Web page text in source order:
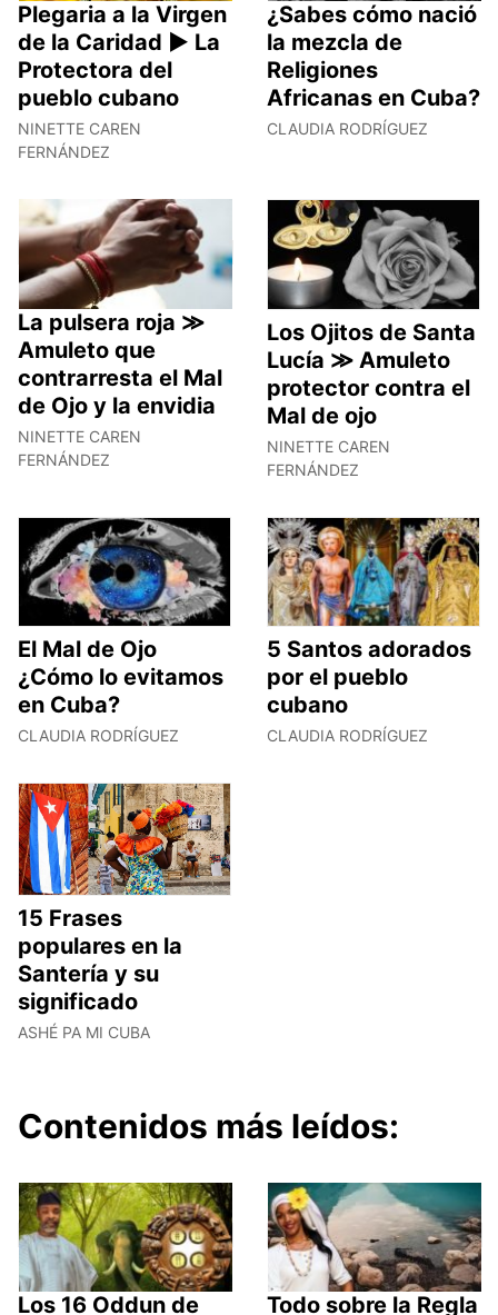
Plegaria a la Virgen
de la Caridad ► La
Protectora del
pueblo cubano
NINETTE CAREN
FERNÁNDEZ
¿Sabes cómo nació
la mezcla de
Religiones
Africanas en Cuba?
CLAUDIA RODRÍGUEZ
La pulsera roja ≫
Amuleto que
contrarresta el Mal
de Ojo y la envidia
NINETTE CAREN
FERNÁNDEZ
Los Ojitos de Santa
Lucía ≫ Amuleto
protector contra el
Mal de ojo
NINETTE CAREN
FERNÁNDEZ
El Mal de Ojo
¿Cómo lo evitamos
en Cuba?
CLAUDIA RODRÍGUEZ
5 Santos adorados
por el pueblo
cubano
CLAUDIA RODRÍGUEZ
15 Frases
populares en la
Santería y su
significado
ASHÉ PA MI CUBA
Contenidos más leídos:
Los 16 Oddun de Todo sobre la Regla